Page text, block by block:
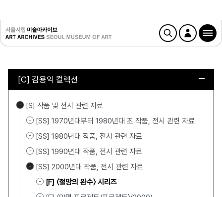
[C] 김용익 컬렉션
[S] 작품 및 전시 관련 자료
[SS] 1970년대부터 1980년대 초 작품, 전시 관련 자료
[SS] 1980년대 작품, 전시 관련 자료
[SS] 1990년대 작품, 전시 관련 자료
[SS] 2000년대 작품, 전시 관련 자료
[F] 〈절망의 완수〉 시리즈